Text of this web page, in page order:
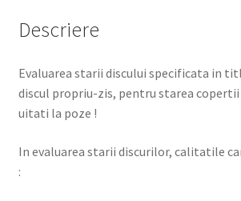
Descriere
Evaluarea starii discului specificata in
discul propriu-zis, pentru starea copertii
uitati la poze !
In evaluarea starii discurilor, calitatile
: